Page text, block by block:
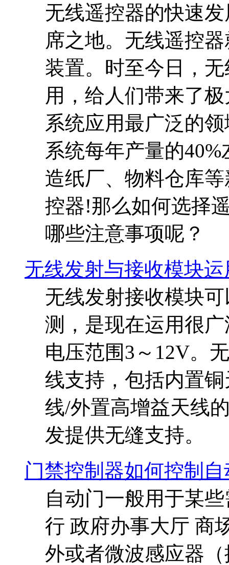
无线遥控器的快速
席之地。无线遥控
装置。时至今日，
用，给人们带来了
系统应用最广泛的
系统每年产量的
造纸厂、物料仓库
控器!那么如何选择
哪些注意事项呢？
无线发射与接收模块
无线发射接收模块
测，是现在运用很
电压范围3～12V。
线支持，包括内置
线/外置高增益天线
发提供无缝支持。
门禁控制器如何控制
自动门一般用于某
行 政府办事大厅 商
外或者微波感应器